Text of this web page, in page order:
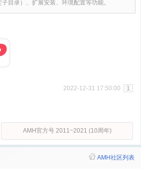
目录）、扩展安装、环境配置等功能。
2022-12-31 17:50:00 1
AMH官方号 2011~2021 (10周年)
AMH社区列表